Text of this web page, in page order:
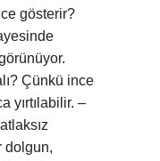
gösterir?
Çünkü ince
yırtılabilir. –
dolgun,